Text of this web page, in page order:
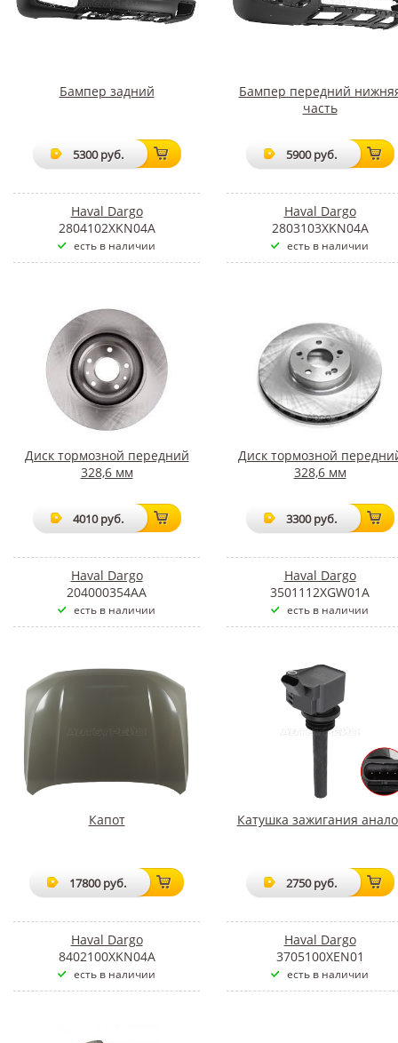
Бампер задний
5300 руб.
Haval Dargo
2804102XKN04A
есть в наличии
Бампер передний
часть
5900 руб.
Haval Dargo
2803103XKN04A
есть в наличии
Диск тормозной передний
328,6 мм
4010 руб.
Haval Dargo
204000354AA
есть в наличии
Диск тормозной
328,6 мм
3300 руб.
Haval Dargo
3501112XGW01A
есть в наличии
Капот
17800 руб.
Haval Dargo
8402100XKN04A
есть в наличии
Катушка зажигания
2750 руб.
Haval Dargo
3705100XEN01
есть в наличии